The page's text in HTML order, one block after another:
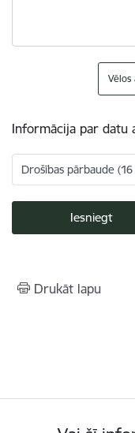
Vēlos
Informācija par datu
Drošības pārbaude
Drukāt lapu